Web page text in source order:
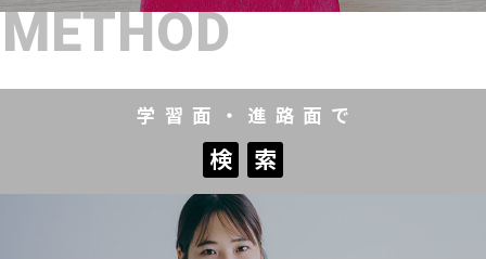
学習面・進路面で
検 索
検 索
METHOD